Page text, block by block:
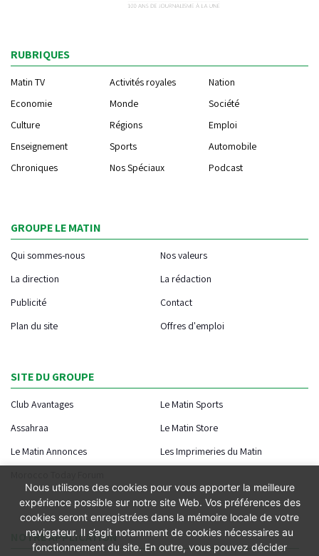
RUBRIQUES
Matin TV Activités royales
Nation
Economie
Monde
Société
Culture
Régions
Emploi
Enseignement
Sports
Automobile
Chroniques
Nos Spéciaux Podcast
GROUPE LE MATIN
Qui sommes-nous
Nos valeurs
La direction
La rédaction
Publicité
Contact
Plan du site
Offres d'emploi
SITE DU GROUPE
Club Avantages
Le Matin Sports
Assahraa
Le Matin Store
Le Matin Annonces
Les Imprimeries du Matin
NOTRE APPLICATION
Nous utilisons des cookies pour vous apporter la meilleure
expérience possible sur notre site Web. Vos préférences des
cookies seront enregistrées dans la mémoire locale de votre
navigateur. Il s’agit notamment de cookies nécessaires au
fonctionnement du site. En outre, vous pouvez décider